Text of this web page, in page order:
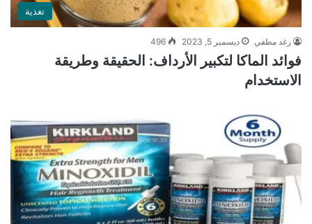
تغذية
رغد مطفي ديسمبر 5, 2023 496
فوائد الماكا لتكبير الأرداف: الحقيقة وطريقة
الاستخدام